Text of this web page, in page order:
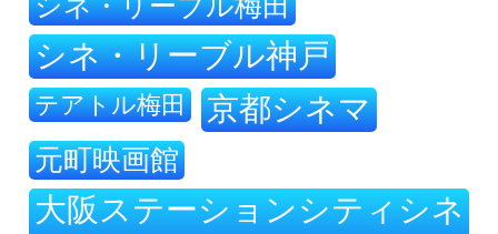
シネ・リーブル神戸
テアトル梅田 京都シネマ
元町映画館
大阪ステーションシティシネ